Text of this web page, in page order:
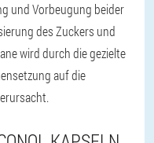
und Vorbeugung beider
des Zuckers und
wird durch die gezielte
auf die